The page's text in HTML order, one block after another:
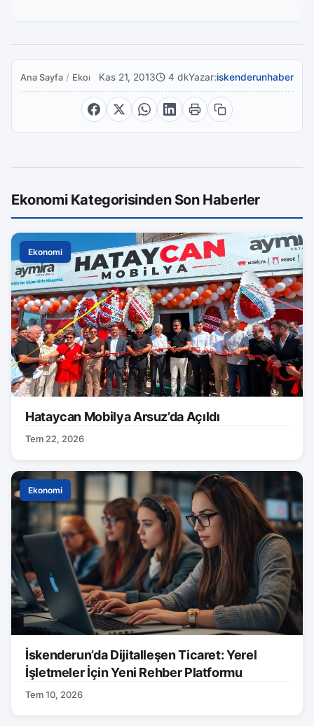
Ana Sayfa / EkonomiKas 21, 2013 4 dkYazar:iskenderunhaber
Ekonomi Kategorisinden Son Haberler
Ekonomi
Hataycan Mobilya Arsuz’da Açıldı
Tem 22, 2026
Ekonomi
İskenderun’da Dijitalleşen Ticaret: Yerel
İşletmeler İçin Yeni Rehber Platformu
Tem 10, 2026